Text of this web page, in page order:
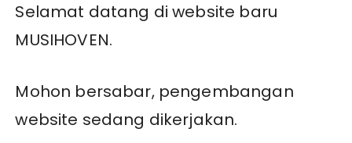
Selamat datang di website baru
MUSIHOVEN.
Mohon bersabar, pengembangan
website sedang dikerjakan.